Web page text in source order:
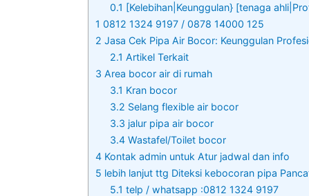
0.1 [Kelebihan|Keunggulan} [tenaga
1 0812 1324 9197 / 0878 14000 125
2 Jasa Cek Pipa Air Bocor: Keunggulan
2.1 Artikel Terkait
3 Area bocor air di rumah
3.1 Kran bocor
3.2 Selang flexible air bocor
3.3 jalur pipa air bocor
3.4 Wastafel/Toilet bocor
4 Kontak admin untuk Atur jadwal dan info
5 lebih lanjut ttg Diteksi kebocoran pipa
5.1 telp / whatsapp :0812 1324 9197